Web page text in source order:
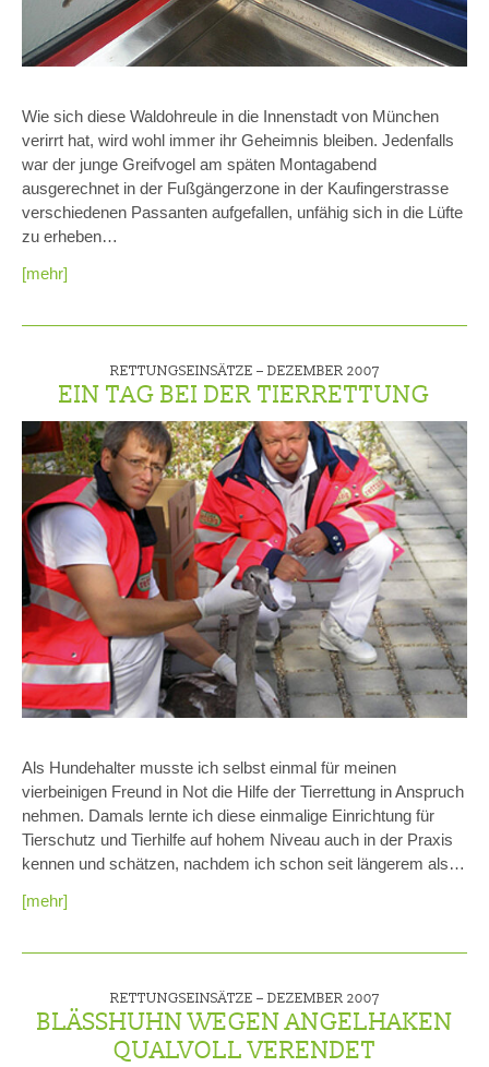
Wie sich diese Waldohreule in die Innenstadt von München
verirrt hat, wird wohl immer ihr Geheimnis bleiben. Jedenfalls
war der junge Greifvogel am späten Montagabend
ausgerechnet in der Fußgängerzone in der Kaufingerstrasse
verschiedenen Passanten aufgefallen, unfähig sich in die Lüfte
zu erheben…
[mehr]
RETTUNGSEINSÄTZE – DEZEMBER 2007
EIN TAG BEI DER TIERRETTUNG
Als Hundehalter musste ich selbst einmal für meinen
vierbeinigen Freund in Not die Hilfe der Tierrettung in Anspruch
nehmen. Damals lernte ich diese einmalige Einrichtung für
Tierschutz und Tierhilfe auf hohem Niveau auch in der Praxis
kennen und schätzen, nachdem ich schon seit längerem als…
[mehr]
RETTUNGSEINSÄTZE – DEZEMBER 2007
BLÄSSHUHN WEGEN ANGELHAKEN
QUALVOLL VERENDET